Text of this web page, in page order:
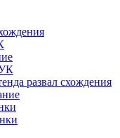
развал схождения